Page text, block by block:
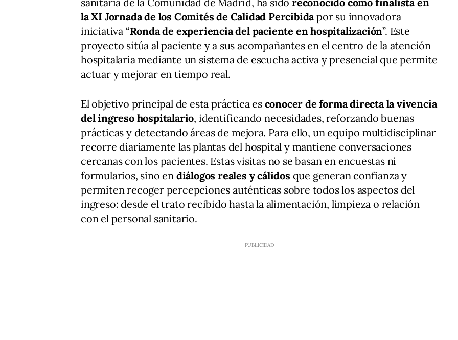
la XI Jornada de los Comités de Calidad Percibidapor su innovadora
iniciativa “Ronda de experiencia del paciente en hospitalización”. Este
proyecto sitúa al paciente y a sus acompañantes en el centro de la atención
hospitalaria mediante un sistema de escucha activa y presencial que permite
actuar y mejorar en tiempo real.
El objetivo principal de esta práctica es conocer de forma directa la vivencia
del ingreso hospitalario, identificando necesidades, reforzando buenas
prácticas y detectando áreas de mejora. Para ello, un equipo multidisciplinar
recorre diariamente las plantas del hospital y mantiene conversaciones
cercanas con los pacientes. Estas visitas no se basan en encuestas ni
formularios, sino en diálogos reales y cálidos que generan confianza y
permiten recoger percepciones auténticas sobre todos los aspectos del
ingreso: desde el trato recibido hasta la alimentación, limpieza o relación
con el personal sanitario.